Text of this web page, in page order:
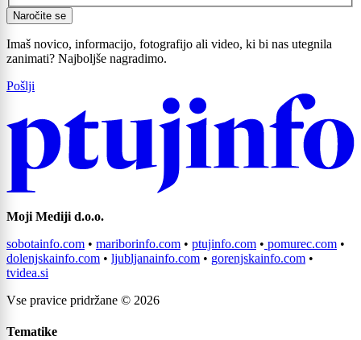
Naročite se
Imaš novico, informacijo, fotografijo ali video, ki bi nas utegnila
zanimati? Najboljše nagradimo.
Pošlji
Moji Mediji d.o.o.
sobotainfo.com • mariborinfo.com • ptujinfo.com • pomurec.com •
dolenjskainfo.com • ljubljanainfo.com • gorenjskainfo.com •
tvidea.si
Vse pravice pridržane © 2026
Tematike
Prijavi se na cajtng